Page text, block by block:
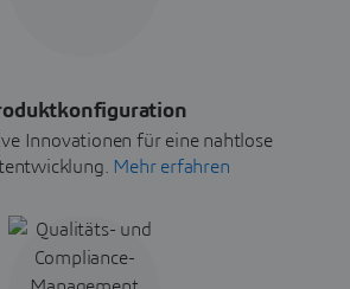
Innovationen für eine nahtlose
Mehr erfahren